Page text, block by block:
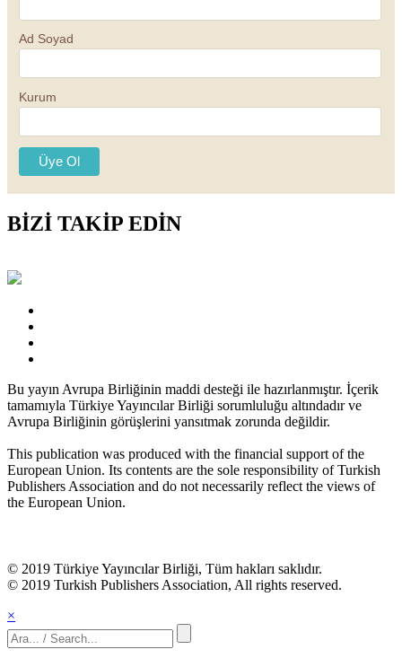
Ad Soyad
Kurum
BİZİ TAKİP EDİN
Bu yayın Avrupa Birliğinin maddi desteği ile hazırlanmıştır. İçerik
tamamıyla Türkiye Yayıncılar Birliği sorumluluğu altındadır ve
Avrupa Birliğinin görüşlerini yansıtmak zorunda değildir.
This publication was produced with the financial support of the
European Union. Its contents are the sole responsibility of Turkish
Publishers Association and do not necessarily reflect the views of
the European Union.
© 2019 Türkiye Yayıncılar Birliği, Tüm hakları saklıdır.
© 2019 Turkish Publishers Association, All rights reserved.
×